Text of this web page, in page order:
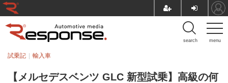
menu
search
【メルセデスベンツ GLC 新型試乗】高級の何
試乗記 輸入車